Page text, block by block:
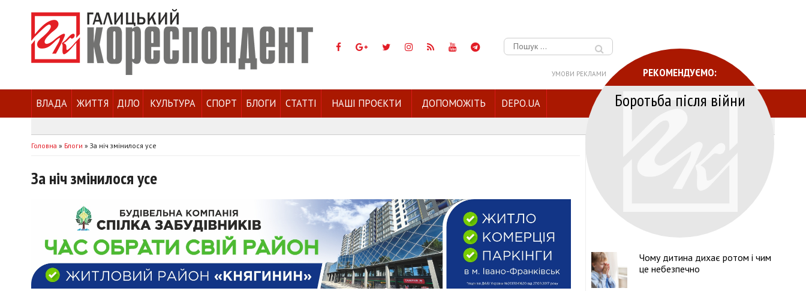
Пошук:
УМОВИ РЕКЛАМИ
ВЛАДА ЖИТТЯ ДІЛО КУЛЬТУРА СПОРТ БЛОГИ СТАТТІ НАШІ ПРОЄКТИ ДОПОМОЖІТЬ DEPO.UA
Головна » Блоги » За ніч змінилося усе
За ніч змінилося усе
РЕКОМЕНДУЄМО:
Боротьба після війни
Чому дитина дихає ротом і чим
це небезпечно